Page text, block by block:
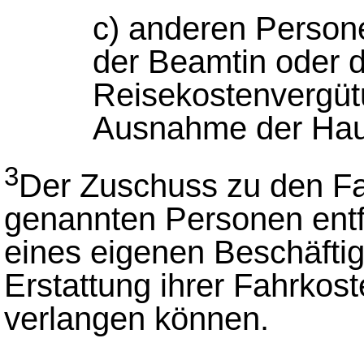
c) anderen
der Beamtin oder
Ausnahme der
3Der Zuschuss zu den
genannten Personen
eines eigenen
Erstattung ihrer
verlangen können.